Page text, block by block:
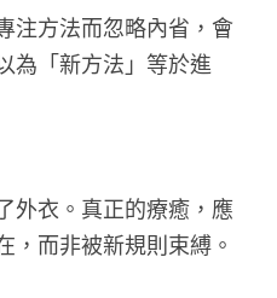
注方法而忽略內省，會
為「新方法」等於進
外衣。真正的療癒，應
，而非被新規則束縛。